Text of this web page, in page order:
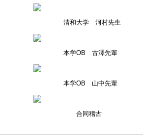
河村先生
古澤先輩
山中先輩
古